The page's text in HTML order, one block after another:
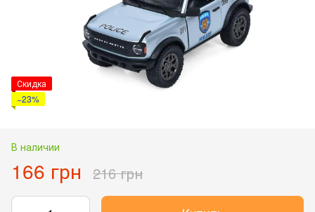
Скидка
−23%
В наличии
166 грн 216 грн